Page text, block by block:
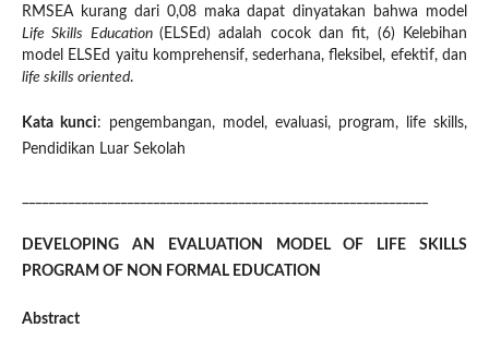
RMSEA kurang dari 0,08 maka dapat dinyatakan bahwa model
Life Skills Education (ELSEd) adalah cocok dan fit, (6) Kelebihan
model ELSEd yaitu komprehensif, sederhana, fleksibel, efektif, dan
life skills oriented.
Kata kunci: pengembangan, model, evaluasi, program, life skills,
Pendidikan Luar Sekolah
DEVELOPING AN EVALUATION MODEL OF LIFE SKILLS
PROGRAM OF NON FORMAL EDUCATION
Abstract